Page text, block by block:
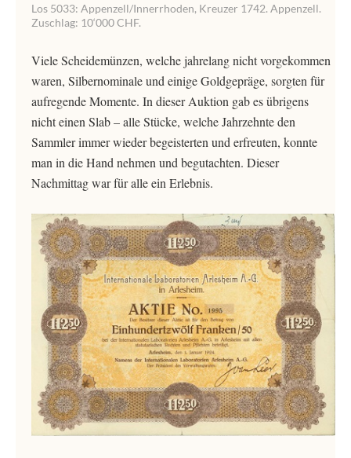
Los 5033: Appenzell/Innerrhoden, Kreuzer 1742. Appenzell.
Zuschlag: 10‘000 CHF.
Viele Scheidemünzen, welche jahrelang nicht vorgekommen
waren, Silbernominale und einige Goldgepräge, sorgten für
aufregende Momente. In dieser Auktion gab es übrigens
nicht einen Slab – alle Stücke, welche Jahrzehnte den
Sammler immer wieder begeisterten und erfreuten, konnte
man in die Hand nehmen und begutachten. Dieser
Nachmittag war für alle ein Erlebnis.